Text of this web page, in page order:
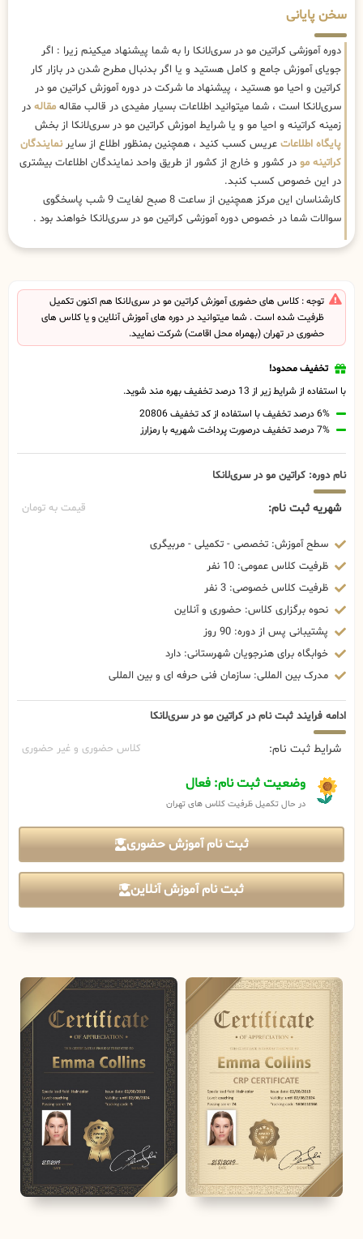
سخن پایانی
دوره آموزشی کراتین مو در سری‌لانکا را به شما پیشنهاد میکینم زیرا : اگر
جویای آموزش جامع و کامل هستید و یا اگر بدنبال مطرح شدن در بازار کار
کراتین و احیا مو هستید ، پیشنهاد ما شرکت در دوره آموزش کراتین مو در
سری‌لانکا است ، شما میتوانید اطلاعات بسیار مفیدی در قالب مقاله مقاله در
زمینه کراتینه و احیا مو و یا شرایط اموزش کراتین مو در سری‌لانکا از بخش
پایگاه اطلاعات عریس کسب کنید ، همچنین بمنظور اطلاع از سایرنمایندگان
کراتینه مو در کشور و خارج از کشور از طریق واحد نمایندگان اطلاعات بیشتری
در این خصوص کسب کنبد.
کارشناسان این مرکز همچنین از ساعت 8 صبح لغایت 9 شب پاسخگوی
سوالات شما در خصوص دوره آموزشی کراتین مو در سری‌لانکا خواهند بود .
توجه : کلاس های حضوری آموزش کراتین مو در سری‌لانکا هم اکنون تکمیل
ظرفیت شده است . شما میتوانید در دوره های آموزش آنلاین و یا کلاس های
حضوری در تهران (بهمراه محل اقامت) شرکت نمایید.
تخفیف محدود!
با استفاده از شرایط زیر از 13 درصد تخفیف بهره مند شوید.
6% درصد تخفیف با استفاده از کد تخفیف 20806
7% درصد تخفیف درصورت پرداخت شهریه با رمزارز
نام دوره: کراتین مو در سری‌لانکا
شهریه ثبت نام: قیمت به تومان
سطح آموزش: تخصصی - تکمیلی - مربیگری
ظرفیت کلاس عمومی: 10 نفر
ظرفیت کلاس خصوصی: 3 نفر
نحوه برگزاری کلاس: حضوری و آنلاین
پشتیبانی پس از دوره: 90 روز
خوابگاه برای هنرجویان شهرستانی: دارد
مدرک بین المللی: سازمان فنی حرفه ای و بین المللی
ادامه فرایند ثبت نام در کراتین مو در سری‌لانکا
شرایط ثبت نام: کلاس حضوری و غیر حضوری
وضعیت ثبت نام: فعال
در حال تکمیل ظرفیت کلاس های تهران
ثبت نام آموزش حضوری
ثبت نام آموزش آنلاین